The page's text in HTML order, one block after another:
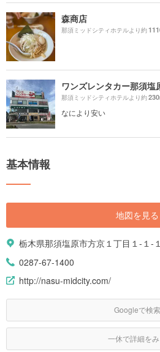
森商店
那須ミッドシティホテルより約
ワンズレンタカー那須塩
那須ミッドシティホテルより約
なにより安い
基本情報
地図を見る
栃木県那須塩原市方京１丁目１-１-
0287-67-1400
http://nasu-midcity.com/
Googleで検索
一休で詳細を